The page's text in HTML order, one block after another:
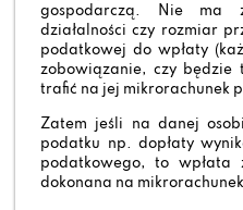
gospodarczą. Nie ma
działalności czy rozmiar
podatkowej do wpłaty
zobowiązanie, czy będzie
trafić na jej mikrorachunek
Zatem jeśli na danej
podatku np. dopłaty
podatkowego, to wpłata
dokonana na